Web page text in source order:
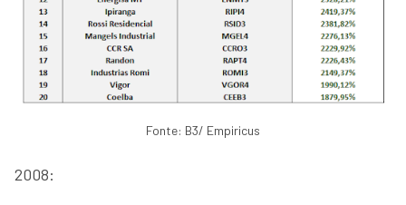
Fonte: B3/ Empiricus
2008: